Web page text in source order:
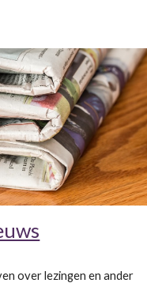
over lezingen en ander